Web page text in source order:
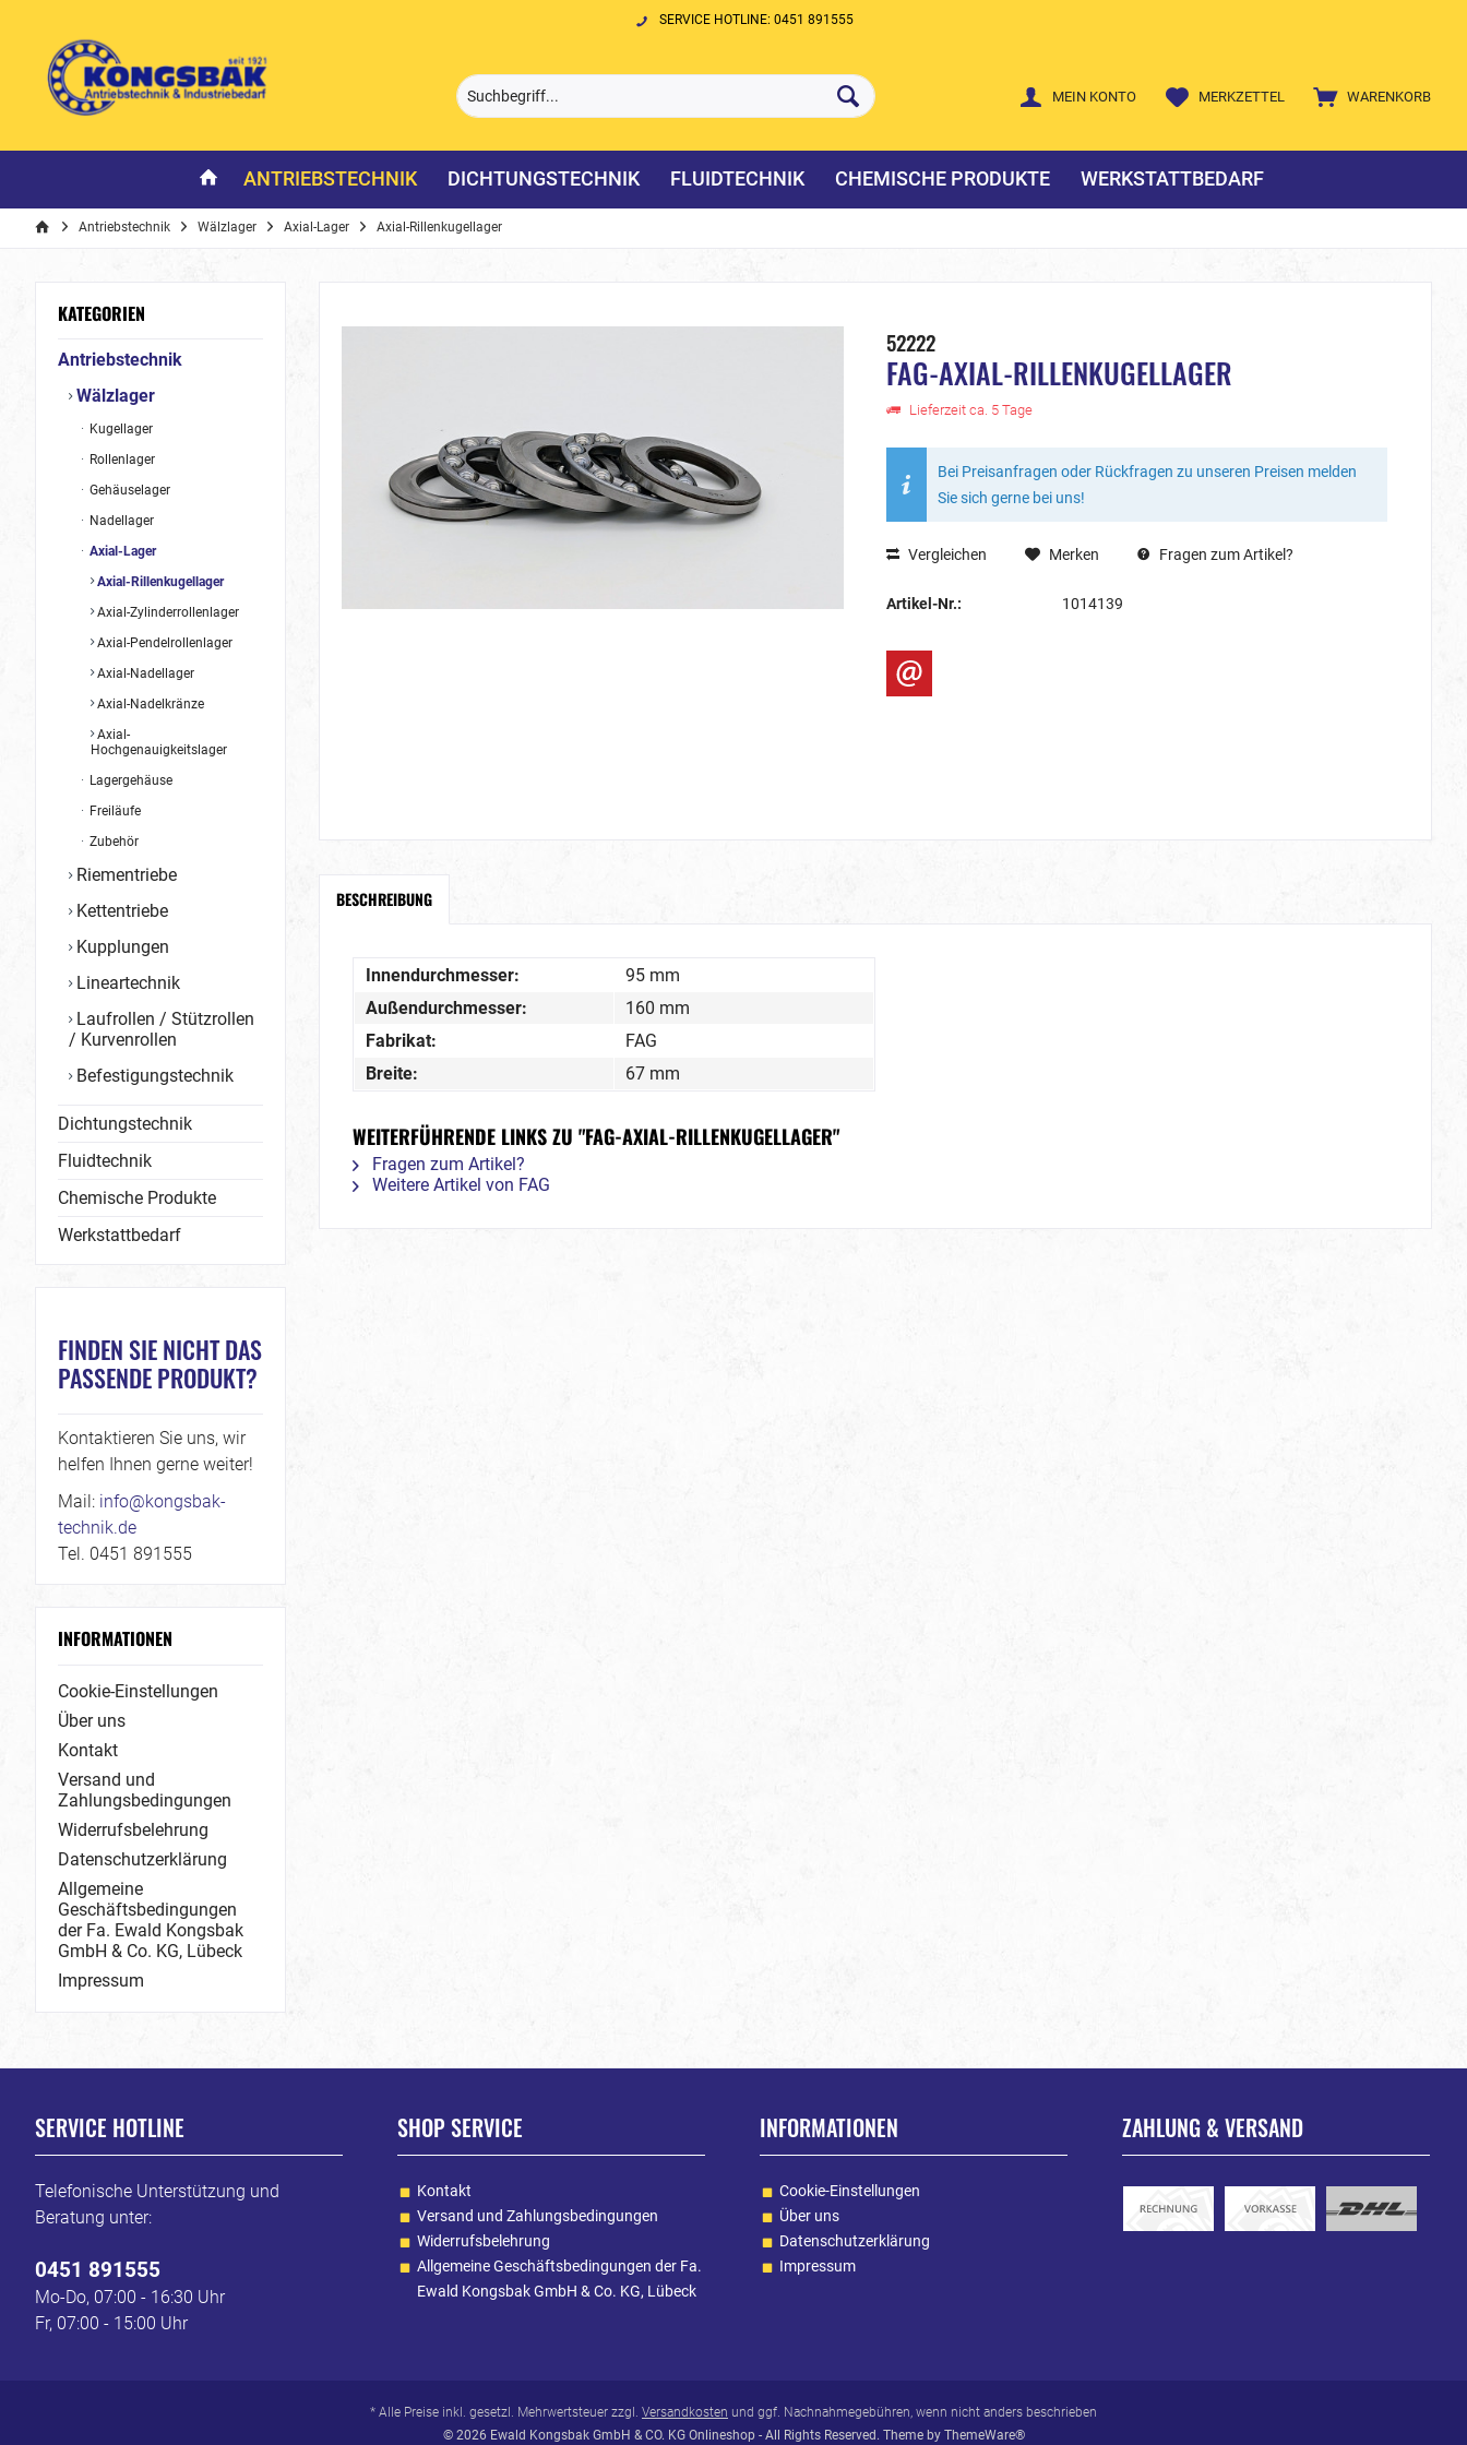
SERVICE HOTLINE: 0451 891555
WARENKORB
MERKZETTEL
MEIN KONTO
ANTRIEBSTECHNIK DICHTUNGSTECHNIK FLUIDTECHNIK CHEMISCHE PRODUKTE WERKSTATTBEDARF
Antriebstechnik Wälzlager Axial-Lager Axial-Rillenkugellager
KATEGORIEN
Antriebstechnik
Wälzlager
Kugellager
Rollenlager
Gehäuselager
Nadellager
Axial-Lager
Axial-Rillenkugellager
Axial-Zylinderrollenlager
Axial-Pendelrollenlager
Axial-Nadellager
Axial-Nadelkränze
Axial-
Hochgenauigkeitslager
Lagergehäuse
Freiläufe
Zubehör
Riementriebe
Kettentriebe
Kupplungen
Lineartechnik
Laufrollen / Stützrollen
/ Kurvenrollen
Befestigungstechnik
Dichtungstechnik
Fluidtechnik
Chemische Produkte
Werkstattbedarf
FINDEN SIE NICHT DAS
PASSENDE PRODUKT?
Kontaktieren Sie uns, wir
helfen Ihnen gerne weiter!
Mail: info@kongsbak-
technik.de
Tel. 0451 891555
INFORMATIONEN
Cookie-Einstellungen
Über uns
Kontakt
Versand und
Zahlungsbedingungen
Widerrufsbelehrung
Datenschutzerklärung
Allgemeine
Geschäftsbedingungen
der Fa. Ewald Kongsbak
GmbH & Co. KG, Lübeck
Impressum
52222
FAG-AXIAL-RILLENKUGELLAGER
Lieferzeit ca. 5 Tage
Bei Preisanfragen oder Rückfragen zu unseren Preisen melden
Sie sich gerne bei uns!
Vergleichen Merken Fragen zum Artikel?
Artikel-Nr.: 1014139
BESCHREIBUNG
Innendurchmesser:
95 mm
Außendurchmesser:
160 mm
Fabrikat:
FAG
Breite:
67 mm
WEITERFÜHRENDE LINKS ZU "FAG-AXIAL-RILLENKUGELLAGER"
Fragen zum Artikel?
Weitere Artikel von FAG
SERVICE HOTLINE
Telefonische Unterstützung und
Beratung unter:
0451 891555
Mo-Do, 07:00 - 16:30 Uhr
Fr, 07:00 - 15:00 Uhr
SHOP SERVICE
Kontakt
Versand und Zahlungsbedingungen
Widerrufsbelehrung
Allgemeine Geschäftsbedingungen der Fa.
Ewald Kongsbak GmbH & Co. KG, Lübeck
INFORMATIONEN
Cookie-Einstellungen
Über uns
Datenschutzerklärung
Impressum
ZAHLUNG & VERSAND
* Alle Preise inkl. gesetzl. Mehrwertsteuer zzgl. Versandkosten und ggf. Nachnahmegebühren, wenn nicht anders beschrieben
© 2026 Ewald Kongsbak GmbH & CO. KG Onlineshop - All Rights Reserved. Theme by ThemeWare®